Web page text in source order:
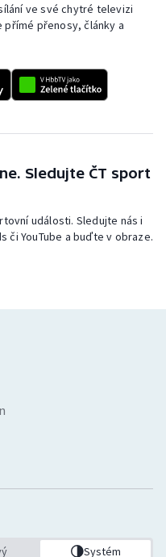
ve své chytré televizi
přímé přenosy, články a
Sledujte ČT sport
události. Sledujte nás i
či YouTube a buďte v obraze.
Systém